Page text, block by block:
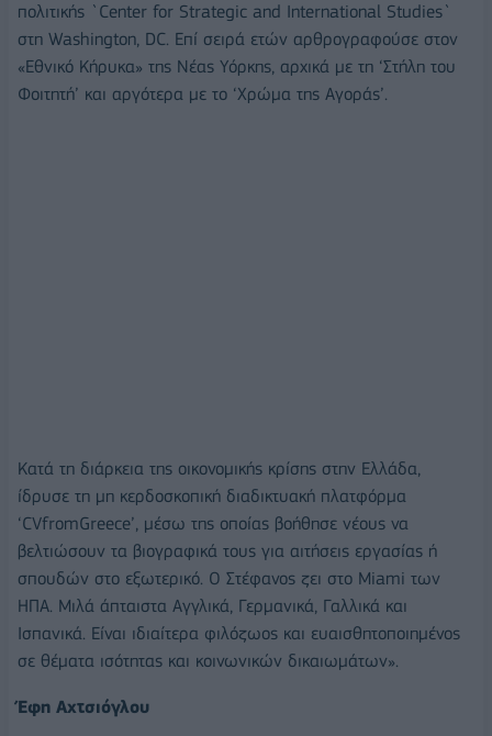
πολιτικής `Center for Strategic and International Studies`
στη Washington, DC. Επί σειρά ετών αρθρογραφούσε στον
«Εθνικό Κήρυκα» της Νέας Υόρκης, αρχικά με τη ‘Στήλη του
Φοιτητή’ και αργότερα με το ‘Χρώμα της Αγοράς’.
Κατά τη διάρκεια της οικονομικής κρίσης στην Ελλάδα,
ίδρυσε τη μη κερδοσκοπική διαδικτυακή πλατφόρμα
‘CVfromGreece’, μέσω της οποίας βοήθησε νέους να
βελτιώσουν τα βιογραφικά τους για αιτήσεις εργασίας ή
σπουδών στο εξωτερικό. Ο Στέφανος ζει στο Miami των
ΗΠΑ. Μιλά άπταιστα Αγγλικά, Γερμανικά, Γαλλικά και
Ισπανικά. Είναι ιδιαίτερα φιλόζωος και ευαισθητοποιημένος
σε θέματα ισότητας και κοινωνικών δικαιωμάτων».
Έφη Αχτσιόγλου